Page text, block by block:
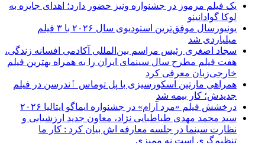
یک فیلم مرموز در جشنواره ونیز حضور دارد؛ اهدای جایزه به
لوکا گوادانینو
یونیورسال موفق‌ترین استودیوی سال ۲۰۲۶ با ۳ فیلم
میلیاردی شد
سجاد اصغری رئیس مراسم بین‌المللی آکادمی افسانه زندگی،
هفت فیلم مطرح سال سینمای ایران را به همراه بهترین فیلم
خارجی‌زبان معرفی کرد
همراهی مارتین اسکورسیزی با پل توماس ٱندرسن در فیلم
جدیدش؛ کار بیمه شد
درخشش فیلم «مرد آرام» در جشنواره ایماگو ایتالیا ۲۰۲۶
سید محمد مهدی طباطبایی نژاد، معاون جدید ارزشیابی و
نظارت سینما در جلسه معارفه اش بیان کرد : کار ما
تنظیم‌گری است نه ممیزی